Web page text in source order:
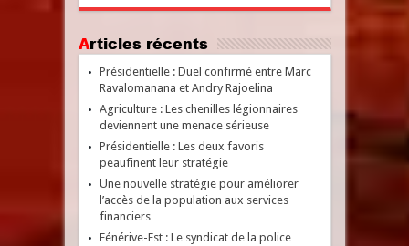
Articles récents
Présidentielle : Duel confirmé entre Marc
Ravalomanana et Andry Rajoelina
Agriculture : Les chenilles légionnaires
deviennent une menace sérieuse
Présidentielle : Les deux favoris
peaufinent leur stratégie
Une nouvelle stratégie pour améliorer
l’accès de la population aux services
financiers
Fénérive-Est : Le syndicat de la police